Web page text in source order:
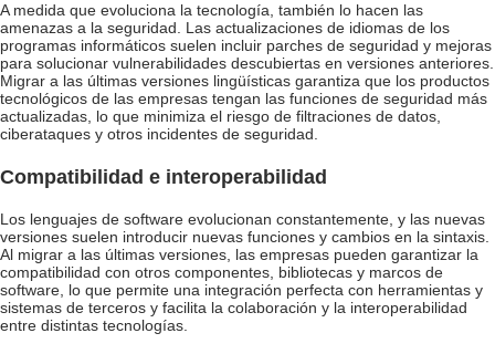
A medida que evoluciona la tecnología, también lo hacen las
amenazas a la seguridad. Las actualizaciones de idiomas de los
programas informáticos suelen incluir parches de seguridad y mejoras
para solucionar vulnerabilidades descubiertas en versiones anteriores.
Migrar a las últimas versiones lingüísticas garantiza que los productos
tecnológicos de las empresas tengan las funciones de seguridad más
actualizadas, lo que minimiza el riesgo de filtraciones de datos,
ciberataques y otros incidentes de seguridad.
Compatibilidad e interoperabilidad
Los lenguajes de software evolucionan constantemente, y las nuevas
versiones suelen introducir nuevas funciones y cambios en la sintaxis.
Al migrar a las últimas versiones, las empresas pueden garantizar la
compatibilidad con otros componentes, bibliotecas y marcos de
software, lo que permite una integración perfecta con herramientas y
sistemas de terceros y facilita la colaboración y la interoperabilidad
entre distintas tecnologías.